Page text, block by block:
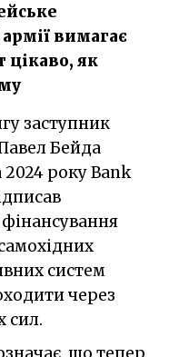
вимагає
цікаво, як
Бейда
року Bank
систем
через
сил.